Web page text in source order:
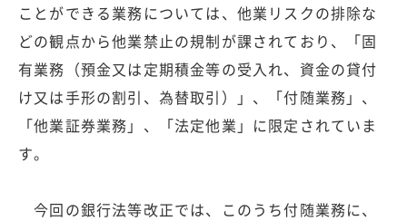
ことができる業務については、他業リスクの排除な
どの観点から他業禁止の規制が課されており、「固
有業務（預金又は定期積金等の受入れ、資金の貸付
け又は手形の割引、為替取引）」、「付随業務」、
「他業証券業務」、「法定他業」に限定されていま
す。
今回の銀行法等改正では、このうち付随業務に、